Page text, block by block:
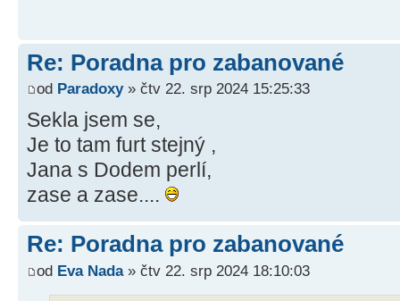
Re: Poradna pro zabanované
od Paradoxy» čtv 22. srp 2024 15:25:33
Sekla jsem se,
Je to tam furt stejný ,
Jana s Dodem perlí,
zase a zase....
Re: Poradna pro zabanované
od Eva Nada» čtv 22. srp 2024 18:10:03